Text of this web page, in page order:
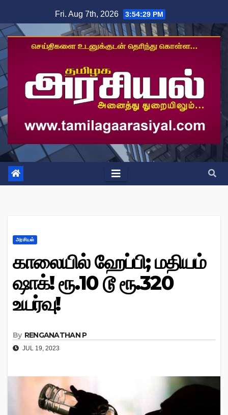
to
content
Fri. Aug 7th, 2026 3:54:29 PM
அரசியல்
காலையில் ஹேப்பி; மதியம்
ஷாக்! ரூ.10 டூ ரூ.320
உயர்வு!
By RENGANATHAN P
JUL 19, 2023